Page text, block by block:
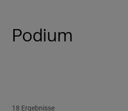
Podium
18 Ergebnisse